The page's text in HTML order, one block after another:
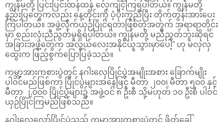
ကျွန်မတို့ ပြင်းပြင်းထန်ထန် လေ့ကျင့်ကြရပါတယ်။ ကျွန်မတို့
နည်းပြတွေကလည်း နေ့တိုင်းကို ပံ့ပိုးကူညီပြီး တိုက်တွန်းအားပေး
ကြပါတယ်။ အဖွဲ့လိုက်ယှဉ်ပြိုင်ရတာဖြစ်တဲ့အတွက် အရာရာတိုင်း
မှာ စည်းလုံးညီညွတ်မှုရှိရပါတယ်။ ကျွန်မတို့ မညီညွတ်ဘူးဆိုရင်
အခြားအဖွဲ့တွေက အလွယ်လေးအနိုင်ယူသွားမှာပေါ့” ဟု မလှလှ
ထွေးက ဖြည့်စွက်ပြောပြခဲ့သည်။
ကမ္ဘာ့အားကစားပွဲတွင် နဂါးလှေပြိုင်ပွဲအမျိုးအစား ခြောက်မျိုး
ပါဝင်မည်ဖြစ်ကာ ပြိုင်ပွဲများအနေဖြင့် မီတာ ၂၀၀၊ မီတာ ၅၀၀ နှင့်
မီတာ ၂,၀၀၀ ပြိုင်ပွဲများ၌ အဖွဲ့ဝင် ၈ ဦးစီ သို့မဟုတ် ၁၀ ဦးစီ ပါဝင်
ယှဉ်ပြိုင်ကြမည်ဖြစ်သည်။
နဂါးလှေလှော်ပြိုင်ပွဲသည် ကမ္ဘာ့အားကစားပွဲတွင် ဖိတ်ခေါ်